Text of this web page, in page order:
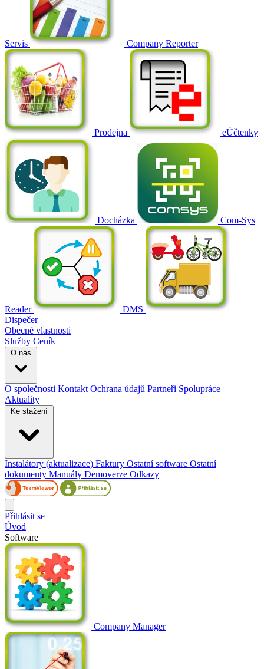
Servis Company Reporter
Prodejna eÚčtenky
Docházka Com-Sys
Reader
DMS
Dispečer
Obecné vlastnosti
Služby Ceník
O nás
O společnosti Kontakt Ochrana údajů Partneři Spolupráce
Aktuality
Ke stažení
Instalátory (aktualizace) Faktury Ostatní software Ostatní
dokumenty Manuály Demoverze Odkazy
Přihlásit se
Úvod
Software
Company Manager